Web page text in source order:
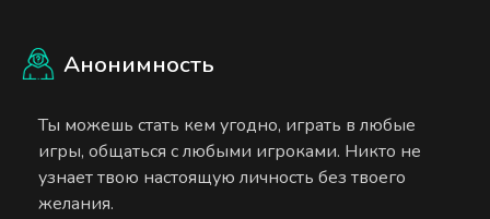
Анонимность
Ты можешь стать кем угодно, играть в любые
игры, общаться с любыми игроками. Никто не
узнает твою настоящую личность без твоего
желания.